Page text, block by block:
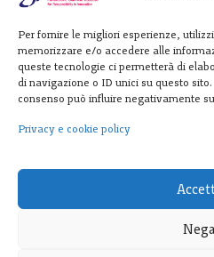
Per fornire le migliori esperienze,
memorizzare e/o accedere alle
queste tecnologie ci permetterà di
di navigazione o ID unici su questo
consenso può influire negativamente
Privacy e cookie policy
Nega
20122
T. +39 02
F. + 39 02
p.i.